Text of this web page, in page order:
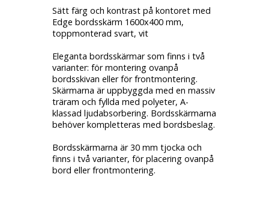
Sätt färg och kontrast på kontoret med
Edge bordsskärm 1600x400 mm,
toppmonterad svart, vit
Eleganta bordsskärmar som finns i två
varianter: för montering ovanpå
bordsskivan eller för frontmontering.
Skärmarna är uppbyggda med en massiv
träram och fyllda med polyeter, A-
klassad ljudabsorbering. Bordsskärmarna
behöver kompletteras med bordsbeslag.
Bordsskärmarna är 30 mm tjocka och
finns i två varianter, för placering ovanpå
bord eller frontmontering.